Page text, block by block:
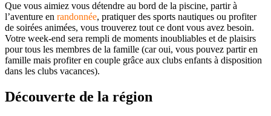
Que vous aimiez vous détendre au bord de la piscine, partir à
l’aventure en randonnée, pratiquer des sports nautiques ou profiter
de soirées animées, vous trouverez tout ce dont vous avez besoin.
Votre week-end sera rempli de moments inoubliables et de plaisirs
pour tous les membres de la famille (car oui, vous pouvez partir en
famille mais profiter en couple grâce aux clubs enfants à disposition
dans les clubs vacances).
Découverte de la région